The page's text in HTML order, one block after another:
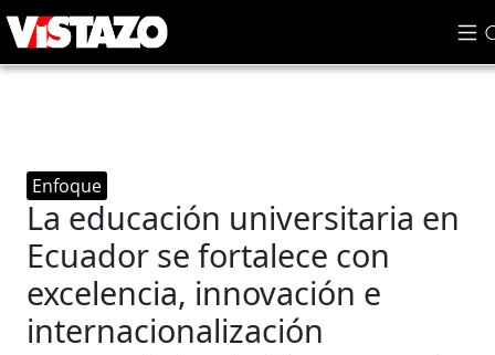
Enfoque
La educación universitaria en
Ecuador se fortalece con
excelencia, innovación e
internacionalización